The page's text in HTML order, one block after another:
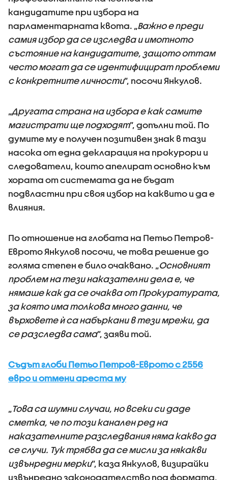
кандидатите при избора на
парламентарната квота. „Важно е преди
самия избор да се изследва и имотното
състояние на кандидатите, защото оттам
често могат да се идентифицират проблеми
с конкретните личности”, посочи Янкулов.
„Другата страна на избора е как самите
магистрати ще подходят”, допълни той. По
думите му е получен позитивен знак в тази
насока от една декларация на прокурори и
следователи, които апелират основно към
хората от системата да не бъдат
подвластни при своя избор на каквито и да е
влияния.
По отношение на глобата на Петьо Петров-
Еврото Янкулов посочи, че това решение до
голяма степен е било очаквано. „Основният
проблем на тези наказателни дела е, че
нямаше как да се очаква от Прокуратурата,
за която има толкова много данни, че
върховете ѝ са набъркани в тези мрежи, да
се разследва сама”, заяви той.
Съдът глоби Петьо Петров-Еврото с 2556
евро и отмени ареста му
„Това са шумни случаи, но всеки си даде
сметка, че по този канален ред на
наказателните разследвания няма какво да
се случи. Тук трябва да се мисли за някакви
извънредни мерки”, каза Янкулов, визирайки
извънредно законодателство под формата,